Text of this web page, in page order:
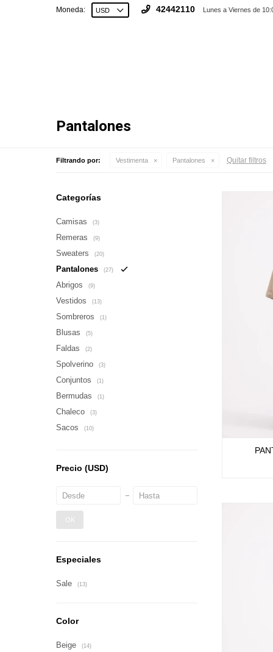
42442110 Lunes a Viernes de
Moneda:
Pantalones
Filtrando por: Vestimenta Pantalones Quitar filtros
Categorías
Camisas (3)
Remeras (9)
Sweaters (20)
Pantalones (27)
Abrigos (9)
Vestidos (13)
Sombreros (1)
Blusas (5)
Faldas (2)
Spolverino (3)
Conjuntos (1)
Bermudas (1)
Chaleco (3)
Sacos (10)
Precio (USD)
OK
Especiales
Sale (13)
Color
Beige (14)